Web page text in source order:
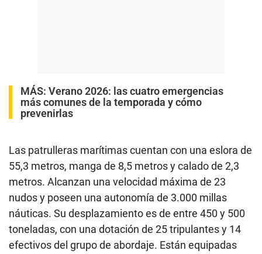
MÁS: Verano 2026: las cuatro emergencias
más comunes de la temporada y cómo
prevenirlas
Las patrulleras marítimas cuentan con una eslora de
55,3 metros, manga de 8,5 metros y calado de 2,3
metros. Alcanzan una velocidad máxima de 23
nudos y poseen una autonomía de 3.000 millas
náuticas. Su desplazamiento es de entre 450 y 500
toneladas, con una dotación de 25 tripulantes y 14
efectivos del grupo de abordaje. Están equipadas